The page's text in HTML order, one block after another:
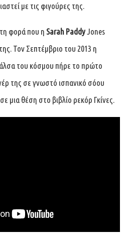
με τις φιγούρες της.
φορά που η Sarah PaddyJones
Τον Σεπτέμβριο του 2013 η
του κόσμου πήρε το πρώτο
της σε γνωστό ισπανικό σόου
μια θέση στο βιβλίο ρεκόρ Γκίνες.